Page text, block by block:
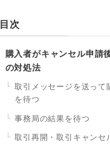
目次
購入者がキャンセル申請
の対処法
取引メッセージを送って
を待つ
事務局の結果を待つ
取引再開・取引キャンセ